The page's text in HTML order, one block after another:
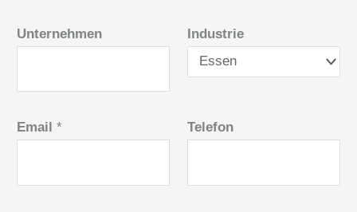
Unternehmen Industrie
Email * Telefon